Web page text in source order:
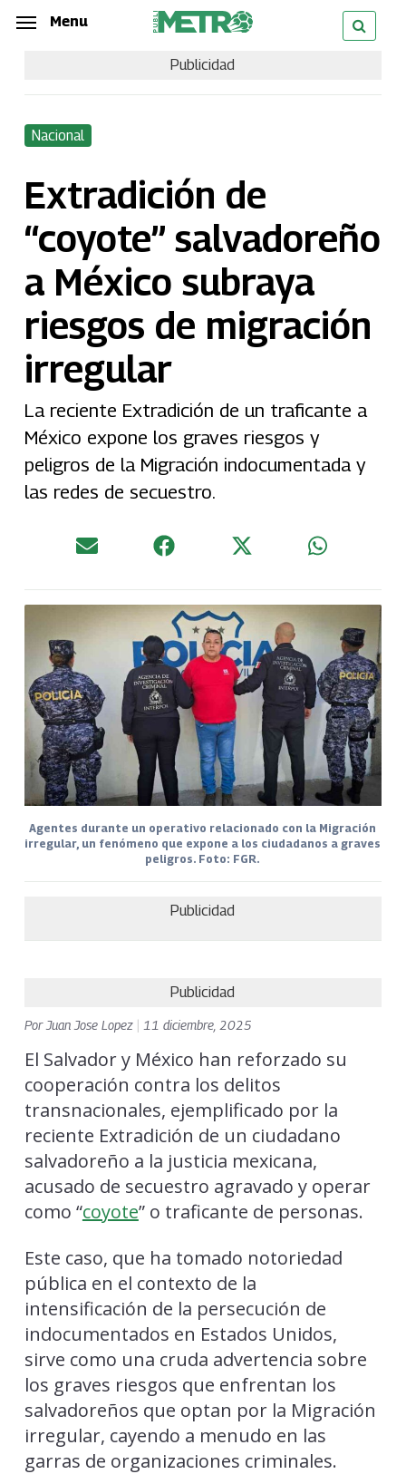
Skip
content
Menu
Publicidad
Nacional
Extradición de
“coyote” salvadoreño
a México subraya
riesgos de migración
irregular
La reciente Extradición de un traficante a
México expone los graves riesgos y
peligros de la Migración indocumentada y
las redes de secuestro.
Agentes durante un operativo relacionado con la Migración
irregular, un fenómeno que expone a los ciudadanos a graves
peligros. Foto: FGR.
Publicidad
Publicidad
Por Juan Jose Lopez 11 diciembre, 2025
El Salvador y México han reforzado su
cooperación contra los delitos
transnacionales, ejemplificado por la
reciente Extradición de un ciudadano
salvadoreño a la justicia mexicana,
acusado de secuestro agravado y operar
como “coyote” o traficante de personas.
Este caso, que ha tomado notoriedad
pública en el contexto de la
intensificación de la persecución de
indocumentados en Estados Unidos,
sirve como una cruda advertencia sobre
los graves riesgos que enfrentan los
salvadoreños que optan por la Migración
irregular, cayendo a menudo en las
garras de organizaciones criminales.
Menu